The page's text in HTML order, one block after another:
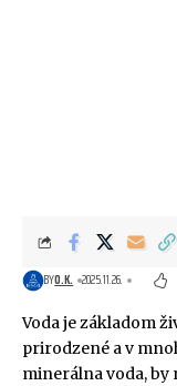
BYO.K. 2025.11.26.
Voda je základom
prirodzené a v
minerálna voda, by